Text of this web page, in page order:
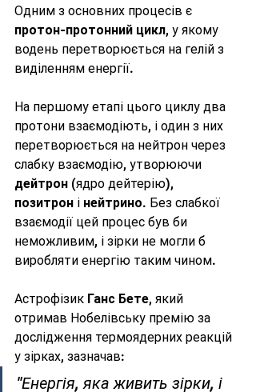
Одним з основних процесів є
протон-протонний цикл, у якому
водень перетворюється на гелій з
виділенням енергії.
На першому етапі цього циклу два
протони взаємодіють, і один з них
перетворюється на нейтрон через
слабку взаємодію, утворюючи
дейтрон (ядро дейтерію),
позитрон і нейтрино. Без слабкої
взаємодії цей процес був би
неможливим, і зірки не могли б
виробляти енергію таким чином.
Астрофізик Ганс Бете, який
отримав Нобелівську премію за
дослідження термоядерних реакцій
у зірках, зазначав:
"Енергія, яка живить зірки, і